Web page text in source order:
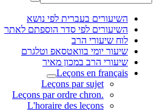
השיעורים בעברית לפי נושא
השיעורים לפי סדר הוספתם לאתר
לוח שיעורי הרב
שיעור יומי בוואטסאפ וטלגרם
שיעורי הרב במכון מאיר
Leçons en français
Leçons par sujet
.Leçons par ordre chron
L'horaire des leçons